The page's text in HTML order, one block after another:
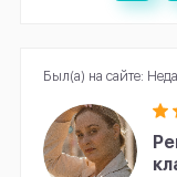
Был(а) на сайте: